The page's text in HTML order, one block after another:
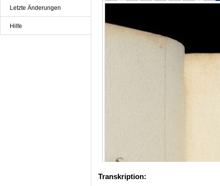
Letzte Änderungen
Hilfe
Transkription: